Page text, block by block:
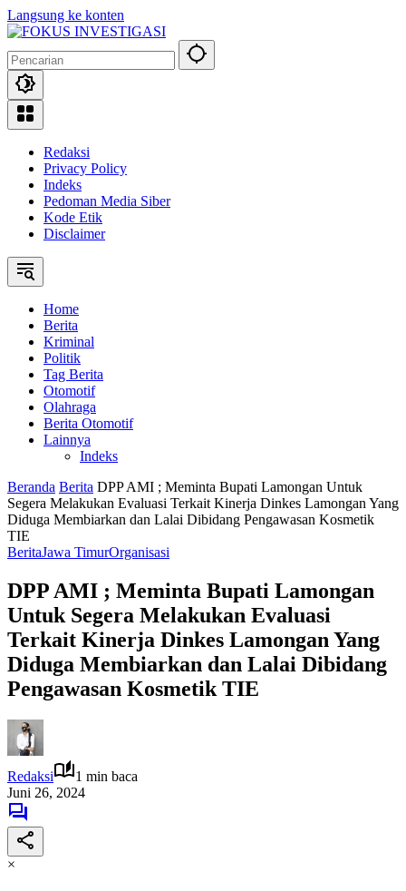
Langsung ke konten
Redaksi
Privacy Policy
Indeks
Pedoman Media Siber
Kode Etik
Disclaimer
Home
Berita
Kriminal
Politik
Tag Berita
Otomotif
Olahraga
Berita Otomotif
Lainnya
Indeks
Beranda Berita DPP AMI ; Meminta Bupati Lamongan Untuk
Segera Melakukan Evaluasi Terkait Kinerja Dinkes Lamongan Yang
Diduga Membiarkan dan Lalai Dibidang Pengawasan Kosmetik
TIE
BeritaJawa TimurOrganisasi
DPP AMI ; Meminta Bupati Lamongan
Untuk Segera Melakukan Evaluasi
Terkait Kinerja Dinkes Lamongan Yang
Diduga Membiarkan dan Lalai Dibidang
Pengawasan Kosmetik TIE
Redaksi
1 min baca
Juni 26, 2024
×